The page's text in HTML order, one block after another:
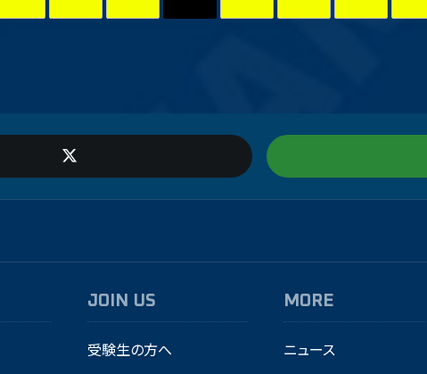
JOIN US
受験生の方へ
MORE
ニュース